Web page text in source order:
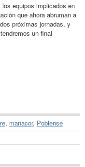
equipos implicados en
que ahora abruman a
próximas jornadas, y
un final
, manacor, Poblense